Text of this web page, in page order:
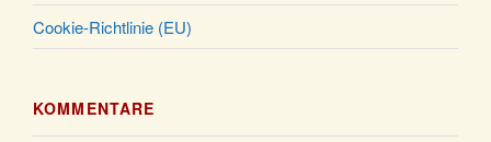
Cookie-Richtlinie (EU)
KOMMENTARE